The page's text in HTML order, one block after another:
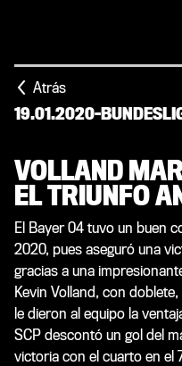
Atrás
19.01.2020-
VOLLAND
EL TRIUNFO
El Bayer 04 tuvo un buen
2020, pues aseguró una
gracias a una
Kevin Volland, con
le dieron al equipo la
SCP descontó un gol del
victoria con el cuarto en el